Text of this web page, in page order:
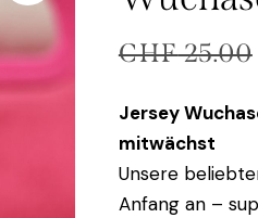
CHF25.00
Jersey
mitwächst
Unsere
Anfang an –